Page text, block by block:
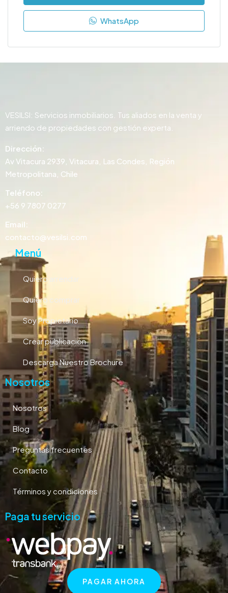
WhatsApp
VESILSI: Servicios inmobiliarios. Tus aliados en la venta y
arriendo de propiedades con gestión experta.
Dirección:
Av Vitacura 2939, Vitacura, Las Condes, Región
Metropolitana, Chile
Teléfono:
+56 9 7807 0277
Email:
contacto@vesilsi.com
Menú
Quiero arrendar
Quiero comprar
Soy Propietario
Crear publicación
Descarga Nuestro Brochure
Nosotros
Nosotros
Blog
Preguntas frecuentes
Contacto
Términos y condiciones
Paga tu servicio
PAGAR AHORA